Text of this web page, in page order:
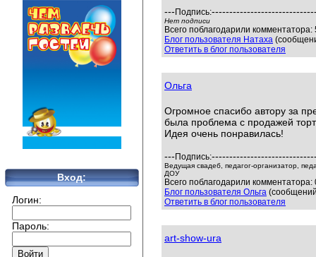
Вход:
Логин:
Пароль:
--- Подпись:
Нет подписи
Всего поблагодарили
Блог пользователя Натаха
Ответить в блог пользователя
Ольга
Огромное спасибо автору за
была проблема с продажей
Идея очень понравилась!
--- Подпись:
Ведущая свадеб, педагог-организатор,
ДОУ
Всего поблагодарили
Блог пользователя Ольга
Ответить в блог пользователя
art-show-ura